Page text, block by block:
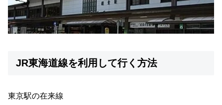
JR東海道線を利用して行く方法
東京駅の在来線